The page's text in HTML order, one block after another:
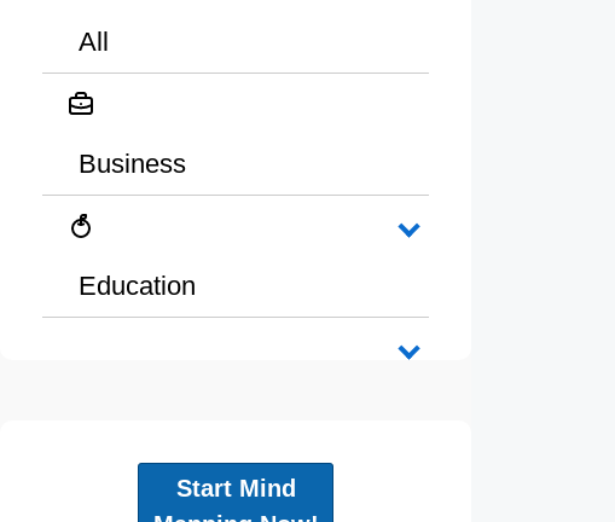
All
Business
Education
Start Mind